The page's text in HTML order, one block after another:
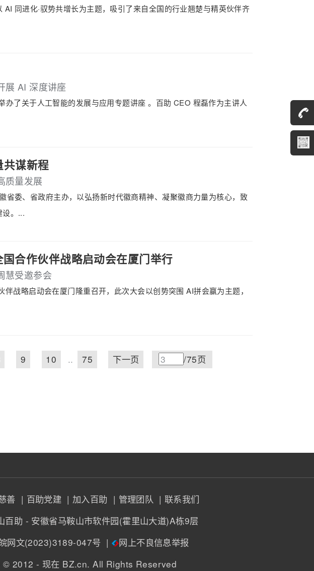
同进化·驭势共增长为主题，吸引了来自全国的行业翘楚与精英伙伴齐
AI 深度讲座
了关于人工智能的发展与应用专题讲座 。百助 CEO 程磊作为主讲人
谋新程
质量发展
省委、省政府主办，以弘扬新时代徽商精神、凝聚徽商力量为核心，致
设。...
合作伙伴战略启动会在厦门举行
慧受邀参会
战略启动会在厦门隆重召开，此次大会以创势突围 AI拼会赢为主题，
9 10 .. 75 下一页 /75页
善 | 百助党建 | 加入百助 | 管理团队 | 联系我们
助 - 安徽省马鞍山市软件园(霍里山大道)A栋9层
网文(2023)3189-047号 | 网上不良信息举报
2012 - 现在 BZ.cn. All Rights Reserved